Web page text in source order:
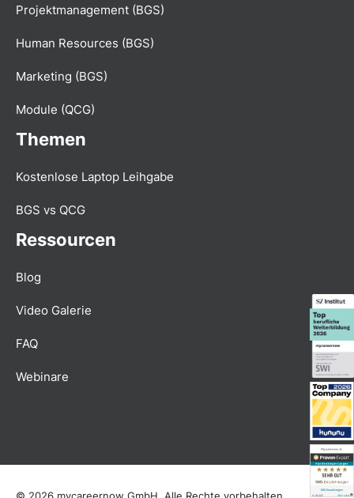
Projektmanagement (BGS)
Human Resources (BGS)
Marketing (BGS)
Module (QCG)
Themen
Kostenlose Laptop Leihgabe
BGS vs QCG
Ressourcen
Blog
Video Galerie
FAQ
Webinare